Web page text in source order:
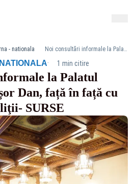
- nationala Noi consultări informale la Palatul Cotroceni. Nicușor Dan, față în față cu liderii fostei coaliţii- SURSE
· 1 min citire
la Palatul
Dan, față în față cu
SURSE